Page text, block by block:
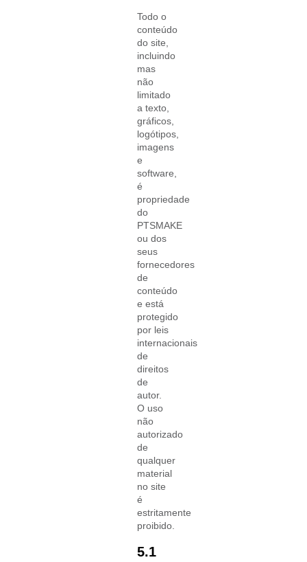
Todo o
conteúdo
do site,
incluindo
mas
não
limitado
a texto,
gráficos,
logótipos,
imagens
e
software,
é
propriedade
do
PTSMAKE
ou dos
seus
fornecedores
de
conteúdo
e está
protegido
por leis
internacionais
de
direitos
de
autor.
O uso
não
autorizado
de
qualquer
material
no site
é
estritamente
proibido.
5.1